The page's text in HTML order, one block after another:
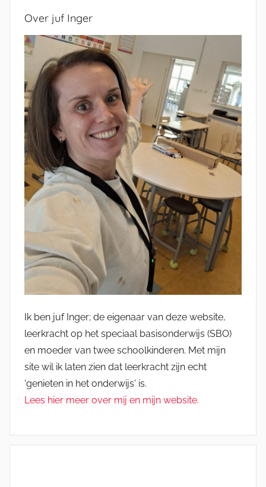
Over juf Inger
Ik ben juf Inger; de eigenaar van deze website,
leerkracht op het speciaal basisonderwijs (SBO)
en moeder van twee schoolkinderen. Met mijn
site wil ik laten zien dat leerkracht zijn echt
'genieten in het onderwijs' is.
Lees hier meer over mij en mijn website.